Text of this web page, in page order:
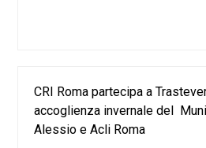
CRI Roma partecipa a
accoglienza invernale del
Alessio e Acli Roma